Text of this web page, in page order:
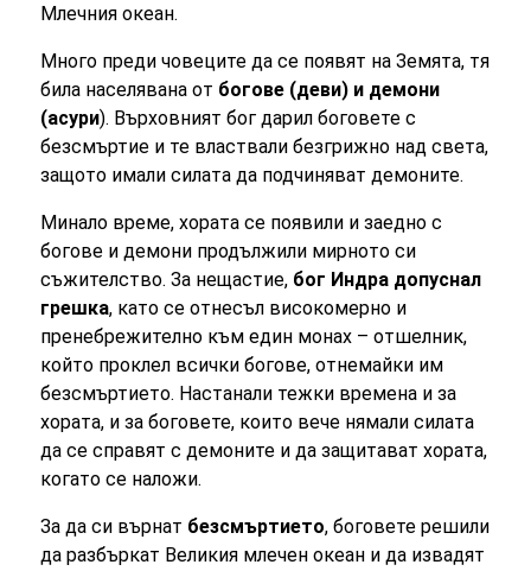
Млечния океан.
Много преди човеците да се появят на Земята, тя
била населявана от богове (деви) и демони
(асури). Върховният бог дарил боговете с
безсмъртие и те властвали безгрижно над света,
защото имали силата да подчиняват демоните.
Минало време, хората се появили и заедно с
богове и демони продължили мирното си
съжителство. За нещастие, бог Индра допуснал
грешка, като се отнесъл високомерно и
пренебрежително към един монах – отшелник,
който проклел всички богове, отнемайки им
безсмъртието. Настанали тежки времена и за
хората, и за боговете, които вече нямали силата
да се справят с демоните и да защитават хората,
когато се наложи.
За да си върнат безсмъртието, боговете решили
да разбъркат Великия млечен океан и да извадят